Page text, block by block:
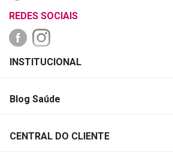
REDES SOCIAIS
PAGAMENTO
INSTITUCIONAL
Blog Saúde
CENTRAL DO CLIENTE